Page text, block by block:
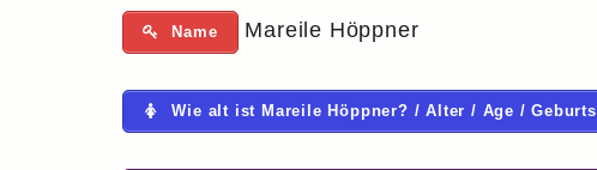
Name Mareile Höppner
Wie alt ist Mareile Höppner? / Alter / Age /